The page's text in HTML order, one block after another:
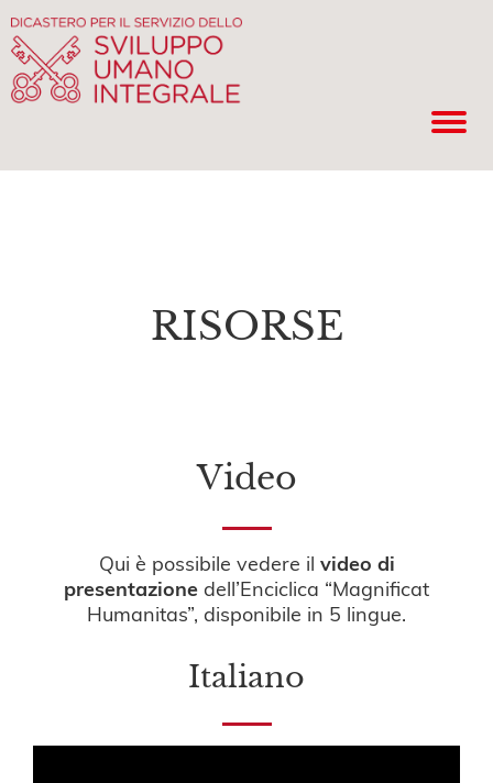
RISORSE
Video
Qui è possibile vedere il video di
presentazione dell’Enciclica “Magnificat
Humanitas”, disponibile in 5 lingue.
Italiano